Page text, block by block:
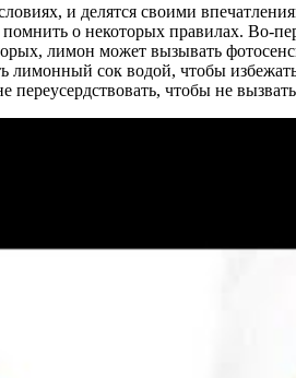
и делятся своими
о некоторых правилах. Во-
лимон может вызывать
сок водой, чтобы
чтобы не